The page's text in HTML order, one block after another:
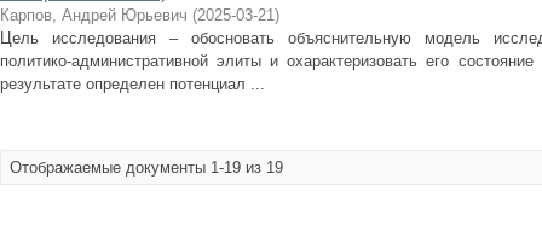
Карпов, Андрей Юрьевич (2025-03-21)
Цель исследования – обосновать объяснительную модель
политико-административной элиты и охарактеризовать его
результате определен потенциал ...
Отображаемые документы 1-19 из 19